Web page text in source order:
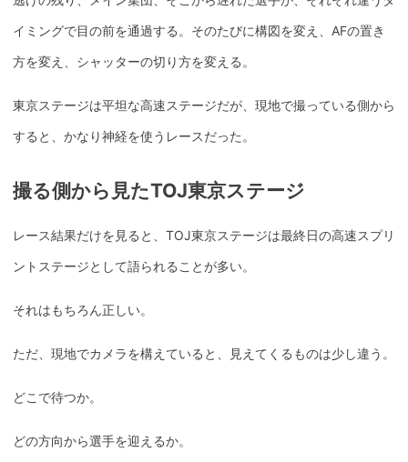
イミングで目の前を通過する。そのたびに構図を変え、AFの置き
方を変え、シャッターの切り方を変える。
東京ステージは平坦な高速ステージだが、現地で撮っている側から
すると、かなり神経を使うレースだった。
撮る側から見たTOJ東京ステージ
レース結果だけを見ると、TOJ東京ステージは最終日の高速スプリ
ントステージとして語られることが多い。
それはもちろん正しい。
ただ、現地でカメラを構えていると、見えてくるものは少し違う。
どこで待つか。
どの方向から選手を迎えるか。